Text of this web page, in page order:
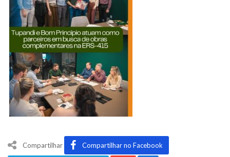
Compartilhar Compartilhar no Facebook